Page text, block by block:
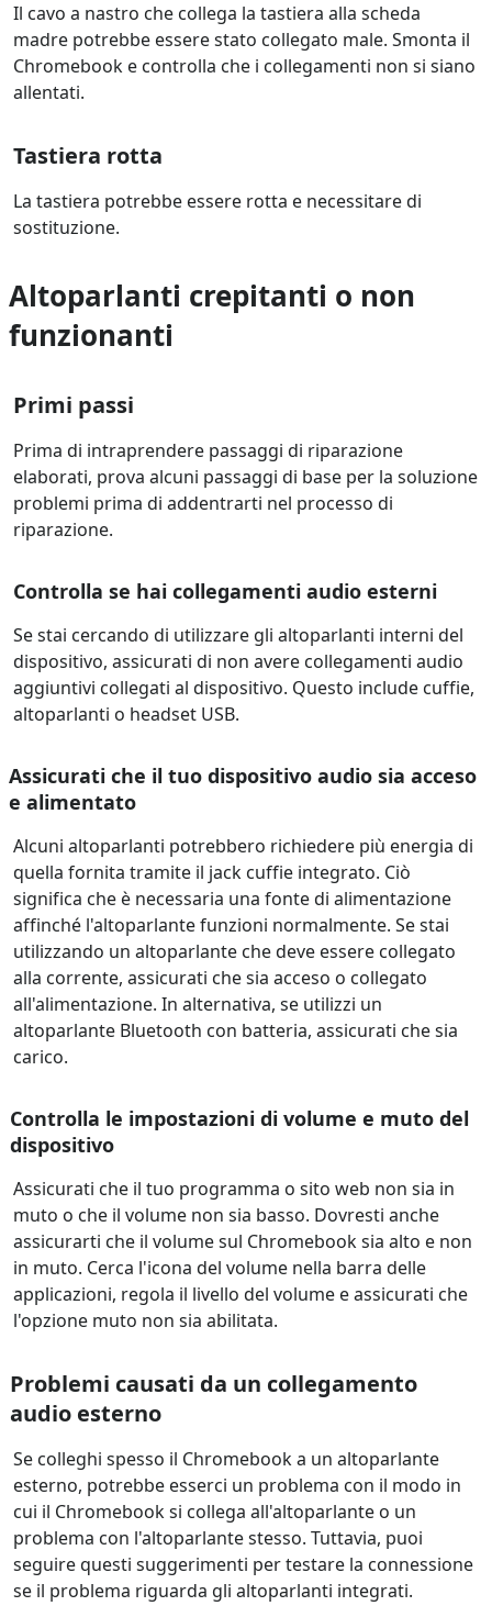
Il cavo a nastro che collega la tastiera alla scheda
madre potrebbe essere stato collegato male. Smonta il
Chromebook e controlla che i collegamenti non si siano
allentati.
Tastiera rotta
La tastiera potrebbe essere rotta e necessitare di
sostituzione.
Altoparlanti crepitanti o non
funzionanti
Primi passi
Prima di intraprendere passaggi di riparazione
elaborati, prova alcuni passaggi di base per la soluzione
problemi prima di addentrarti nel processo di
riparazione.
Controlla se hai collegamenti audio esterni
Se stai cercando di utilizzare gli altoparlanti interni del
dispositivo, assicurati di non avere collegamenti audio
aggiuntivi collegati al dispositivo. Questo include cuffie,
altoparlanti o headset USB.
Assicurati che il tuo dispositivo audio sia acceso
e alimentato
Alcuni altoparlanti potrebbero richiedere più energia di
quella fornita tramite il jack cuffie integrato. Ciò
significa che è necessaria una fonte di alimentazione
affinché l'altoparlante funzioni normalmente. Se stai
utilizzando un altoparlante che deve essere collegato
alla corrente, assicurati che sia acceso o collegato
all'alimentazione. In alternativa, se utilizzi un
altoparlante Bluetooth con batteria, assicurati che sia
carico.
Controlla le impostazioni di volume e muto del
dispositivo
Assicurati che il tuo programma o sito web non sia in
muto o che il volume non sia basso. Dovresti anche
assicurarti che il volume sul Chromebook sia alto e non
in muto. Cerca l'icona del volume nella barra delle
applicazioni, regola il livello del volume e assicurati che
l'opzione muto non sia abilitata.
Problemi causati da un collegamento
audio esterno
Se colleghi spesso il Chromebook a un altoparlante
esterno, potrebbe esserci un problema con il modo in
cui il Chromebook si collega all'altoparlante o un
problema con l'altoparlante stesso. Tuttavia, puoi
seguire questi suggerimenti per testare la connessione
se il problema riguarda gli altoparlanti integrati.